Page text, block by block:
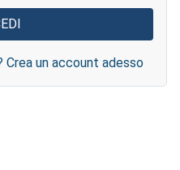
Crea un account adesso